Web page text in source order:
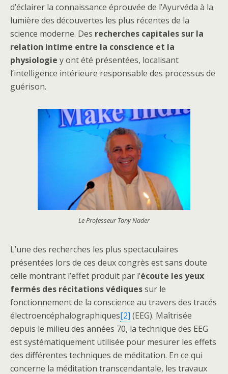
d’éclairer la connaissance éprouvée de l’Ayurvéda à la
lumière des découvertes les plus récentes de la
science moderne. Des recherches capitales sur la
relation intime entre la conscience et la
physiologie y ont été présentées, localisant
l’intelligence intérieure responsable des processus de
guérison.
Le Professeur Tony Nader
L’une des recherches les plus spectaculaires
présentées lors de ces deux congrès est sans doute
celle montrant l’effet produit par l’écoute les yeux
fermés des récitations védiquessur le
fonctionnement de la conscience au travers des tracés
électroencéphalographiques[2] (EEG). Maîtrisée
depuis le milieu des années 70, la technique des EEG
est systématiquement utilisée pour mesurer les effets
des différentes techniques de méditation. En ce qui
concerne la méditation transcendantale, les travaux